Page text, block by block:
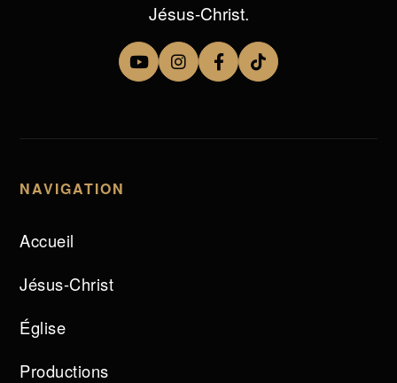
Jésus-Christ.
NAVIGATION
Accueil
Jésus-Christ
Église
Productions